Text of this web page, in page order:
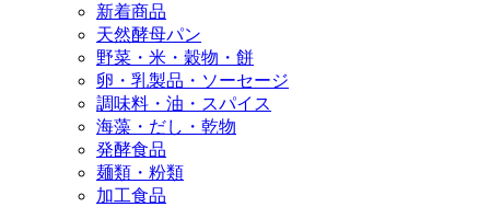
新着商品
天然酵母パン
野菜・米・穀物・餅
卵・乳製品・ソーセージ
調味料・油・スパイス
海藻・だし・乾物
発酵食品
麺類・粉類
加工食品